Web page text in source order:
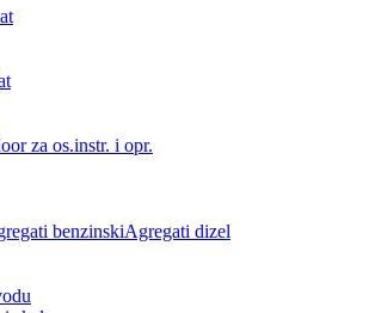
za os.instr. i opr.
benzinskiAgregati dizel